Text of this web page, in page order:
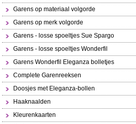
Garens op materiaal volgorde
Garens op merk volgorde
Garens - losse spoeltjes Sue Spargo
Garens - losse spoeltjes Wonderfil
Garens Wonderfil Eleganza bolletjes
Complete Garenreeksen
Doosjes met Eleganza-bollen
Haaknaalden
Kleurenkaarten